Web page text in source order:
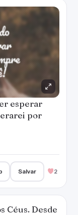
esperar
por
Salvar 2
Céus. Desde